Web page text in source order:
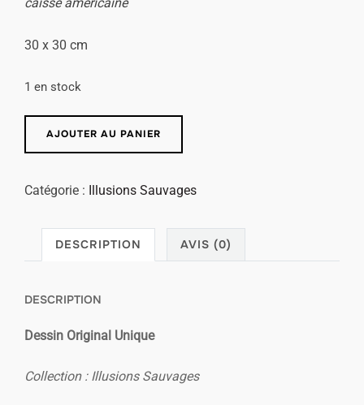
30 x 30 cm
1 en stock
AJOUTER AU PANIER
Catégorie : Illusions Sauvages
DESCRIPTION AVIS (0)
DESCRIPTION
Dessin Original Unique
Collection : Illusions Sauvages